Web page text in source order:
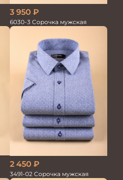
3 950 ₽
6030-3 Сорочка мужская
2 450 ₽
3491-02 Сорочка мужская